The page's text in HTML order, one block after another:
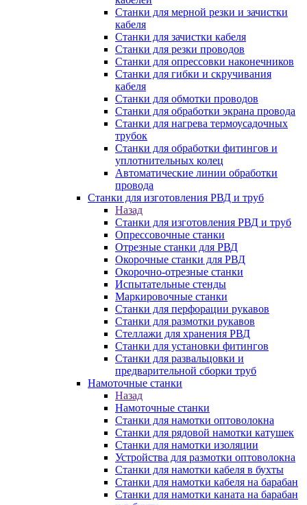
Станки для мерной резки и зачистки
кабеля
Станки для зачистки кабеля
Станки для резки проводов
Станки для опрессовки наконечников
Станки для гибки и скручивания
кабеля
Станки для обмотки проводов
Станки для обработки экрана провода
Станки для нагрева термоусадочных
трубок
Станки для обработки фитингов и
уплотнительных колец
Автоматические линии обработки
провода
Станки для изготовления РВД и труб
Назад
Станки для изготовления РВД и труб
Опрессовочные станки
Отрезные станки для РВД
Окорочные станки для РВД
Окорочно-отрезные станки
Испытательные стенды
Маркировочные станки
Станки для перфорации рукавов
Станки для размотки рукавов
Стеллажи для хранения РВД
Станки для установки фитингов
Станки для развальцовки и
предварительной сборки труб
Намоточные станки
Назад
Намоточные станки
Станки для намотки оптоволокна
Станки для рядовой намотки катушек
Станки для намотки изоляции
Устройства для размотки оптоволокна
Станки для намотки кабеля в бухты
Станки для намотки кабеля на барабан
Станки для намотки каната на барабан